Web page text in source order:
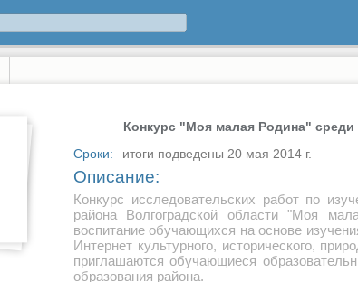
Конкурс "Моя малая Родина"
Сроки:
итоги подведены 20 мая 2014 г.
Описание:
Конкурс исследовательских работ по
района Волгоградской области "Моя
воспитание обучающихся на основе
Интернет культурного, исторического,
приглашаются обучающиеся
образования района.